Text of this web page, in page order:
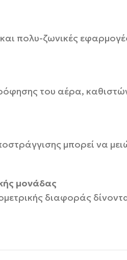
πολυ-ζωνικές
του αέρα,
μπορεί να
μονάδας
διαφοράς